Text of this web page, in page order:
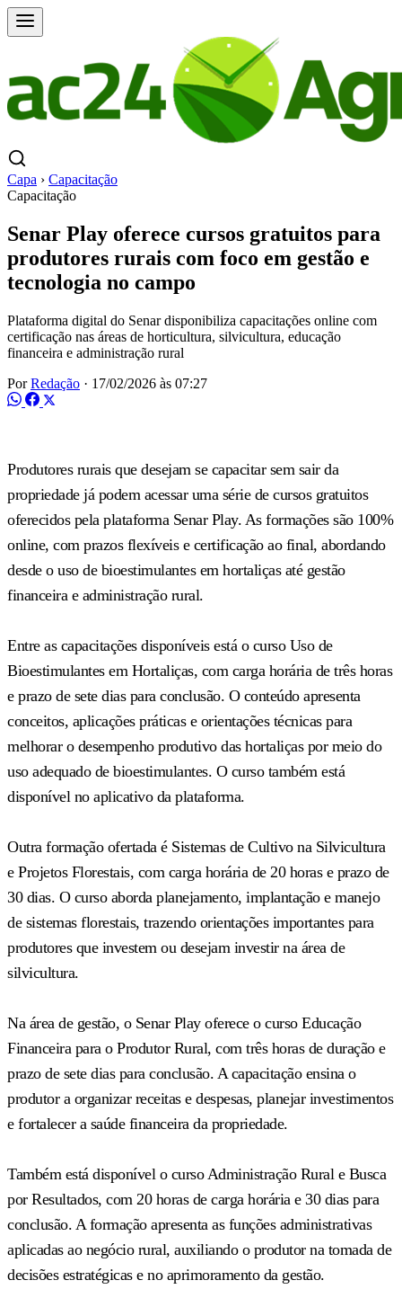
Capa › Capacitação
Capacitação
Senar Play oferece cursos gratuitos para
produtores rurais com foco em gestão e
tecnologia no campo
Plataforma digital do Senar disponibiliza capacitações online com
certificação nas áreas de horticultura, silvicultura, educação
financeira e administração rural
PorRedação · 17/02/2026 às 07:27
Produtores rurais que desejam se capacitar sem sair da
propriedade já podem acessar uma série de cursos gratuitos
oferecidos pela plataforma Senar Play. As formações são 100%
online, com prazos flexíveis e certificação ao final, abordando
desde o uso de bioestimulantes em hortaliças até gestão
financeira e administração rural.
Entre as capacitações disponíveis está o curso Uso de
Bioestimulantes em Hortaliças, com carga horária de três horas
e prazo de sete dias para conclusão. O conteúdo apresenta
conceitos, aplicações práticas e orientações técnicas para
melhorar o desempenho produtivo das hortaliças por meio do
uso adequado de bioestimulantes. O curso também está
disponível no aplicativo da plataforma.
Outra formação ofertada é Sistemas de Cultivo na Silvicultura
e Projetos Florestais, com carga horária de 20 horas e prazo de
30 dias. O curso aborda planejamento, implantação e manejo
de sistemas florestais, trazendo orientações importantes para
produtores que investem ou desejam investir na área de
silvicultura.
Na área de gestão, o Senar Play oferece o curso Educação
Financeira para o Produtor Rural, com três horas de duração e
prazo de sete dias para conclusão. A capacitação ensina o
produtor a organizar receitas e despesas, planejar investimentos
e fortalecer a saúde financeira da propriedade.
Também está disponível o curso Administração Rural e Busca
por Resultados, com 20 horas de carga horária e 30 dias para
conclusão. A formação apresenta as funções administrativas
aplicadas ao negócio rural, auxiliando o produtor na tomada de
decisões estratégicas e no aprimoramento da gestão.